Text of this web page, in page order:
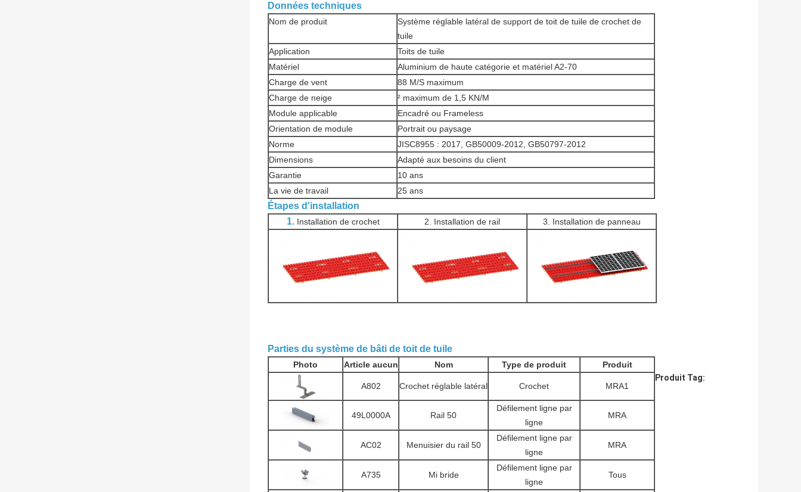
Données techniques
Nom de produit
Système réglable latéral de support de toit de tuile de crochet de
tuile
Application
Toits de tuile
Matériel
Aluminium de haute catégorie et matériel A2-70
Charge de vent
88 M/S maximum
Charge de neige
² maximum de 1,5 KN/M
Module applicable
Encadré ou Frameless
Orientation de module
Portrait ou paysage
Norme
JISC8955 : 2017, GB50009-2012, GB50797-2012
Dimensions
Adapté aux besoins du client
Garantie
10 ans
La vie de travail
25 ans
Étapes d'installation
1. Installation de crochet 2. Installation de rail 3. Installation de panneau
Parties du système de bâti de toit de tuile
Photo Article aucun Nom Type de produit Produit
A802 Crochet réglable latéral Crochet MRA1
49L0000A Rail 50
Défilement ligne par
ligne
MRA
AC02 Menuisier du rail 50
Défilement ligne par
ligne
MRA
A735 Mi bride
Défilement ligne par
ligne
Tous
Produit Tag: